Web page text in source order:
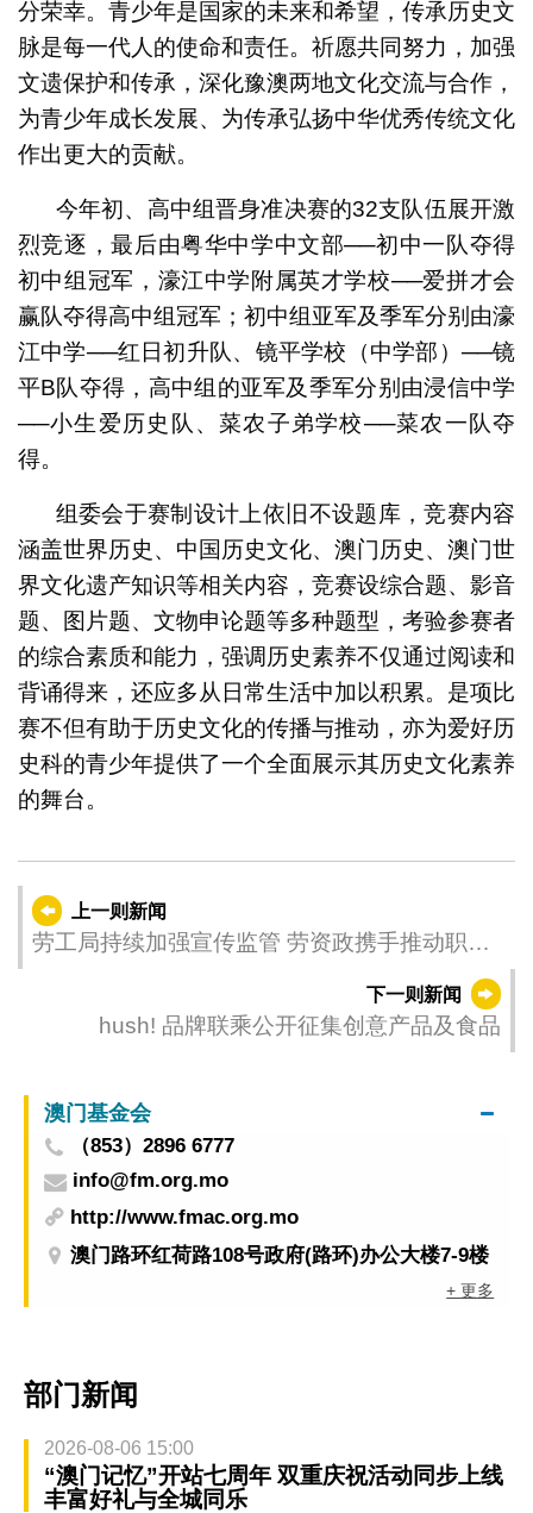
分荣幸。青少年是国家的未来和希望，传承历史文
脉是每一代人的使命和责任。祈愿共同努力，加强
文遗保护和传承，深化豫澳两地文化交流与合作，
为青少年成长发展、为传承弘扬中华优秀传统文化
作出更大的贡献。
今年初、高中组晋身准决赛的32支队伍展开激
烈竞逐，最后由粤华中学中文部──初中一队夺得
初中组冠军，濠江中学附属英才学校──爱拼才会
赢队夺得高中组冠军；初中组亚军及季军分别由濠
江中学──红日初升队、镜平学校（中学部）──镜
平B队夺得，高中组的亚军及季军分别由浸信中学
──小生爱历史队、菜农子弟学校──菜农一队夺
得。
组委会于赛制设计上依旧不设题库，竞赛内容
涵盖世界历史、中国历史文化、澳门历史、澳门世
界文化遗产知识等相关内容，竞赛设综合题、影音
题、图片题、文物申论题等多种题型，考验参赛者
的综合素质和能力，强调历史素养不仅通过阅读和
背诵得来，还应多从日常生活中加以积累。是项比
赛不但有助于历史文化的传播与推动，亦为爱好历
史科的青少年提供了一个全面展示其历史文化素养
的舞台。
上一则新闻
劳工局持续加强宣传监管 劳资政携手推动职安
下一则新闻
hush! 品牌联乘公开征集创意产品及食品
澳门基金会
（853）2896 6777
info@fm.org.mo
http://www.fmac.org.mo
澳门路环红荷路108号政府(路环)办公大楼7-9楼
+ 更多
部门新闻
2026-08-06 15:00
“澳门记忆”开站七周年 双重庆祝活动同步上线
丰富好礼与全城同乐